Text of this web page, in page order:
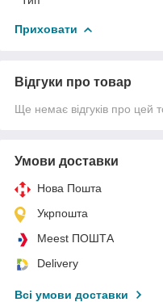
Приховати
Відгуки про товар
Ще немає відгуків про цей
Умови доставки
Нова Пошта
Укрпошта
Meest ПОШТА
Delivery
Всі умови доставки